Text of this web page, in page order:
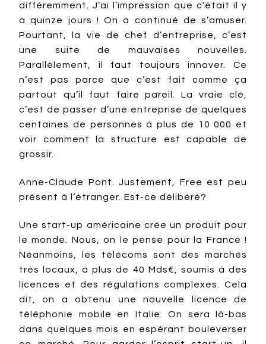
différemment. J’ai l’impression que c’était il y
a quinze jours ! On a continué de s’amuser.
Pourtant, la vie de chef d’entreprise, c’est
une suite de mauvaises nouvelles.
Parallèlement, il faut toujours innover. Ce
n’est pas parce que c’est fait comme ça
partout qu’il faut faire pareil. La vraie clé,
c’est de passer d’une entreprise de quelques
centaines de personnes à plus de 10 000 et
voir comment la structure est capable de
grossir.
Anne-Claude Pont. Justement, Free est peu
présent à l’étranger. Est-ce délibéré?
Une start-up américaine crée un produit pour
le monde. Nous, on le pense pour la France !
Néanmoins, les télécoms sont des marchés
très locaux, à plus de 40 Mds€, soumis à des
licences et des régulations complexes. Cela
dit, on a obtenu une nouvelle licence de
téléphonie mobile en Italie. On sera là-bas
dans quelques mois en espérant bouleverser